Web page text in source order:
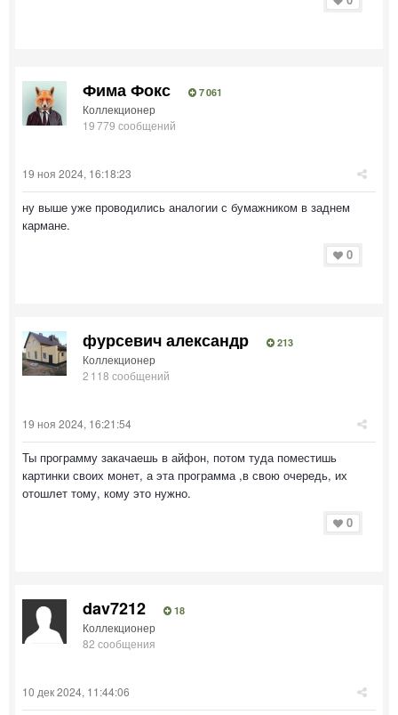
Фима Фокс 7 061
Коллекционер
19 779 сообщений
19 ноя 2024, 16:18:23
ну выше уже проводились аналогии с бумажником в заднем
кармане.
0
фурсевич александр 213
Коллекционер
2 118 сообщений
19 ноя 2024, 16:21:54
Ты программу закачаешь в айфон, потом туда поместишь
картинки своих монет, а эта программа ,в свою очередь, их
отошлет тому, кому это нужно.
0
dav7212 18
Коллекционер
82 сообщения
10 дек 2024, 11:44:06